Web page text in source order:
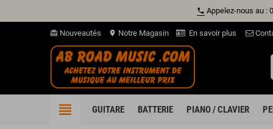
phone Appelez-nous au :
card_giftcard Nouveautés location_on Notre Magasin En savoir plus
view_headline GUITARE BATTERIE PIANO / CLAVIER